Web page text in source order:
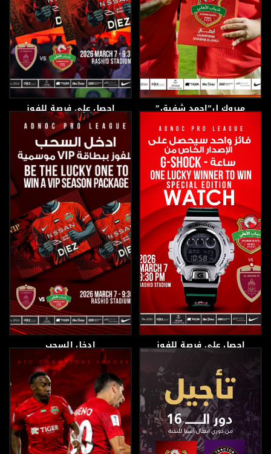
مبروك ل”احمد شفيق”
12 مارس، 2026
احصل على فرصة للفوز
ببطاقة PREMIUM
الموسمية
7 مارس، 2026
احصل على فرصة للفوز
بساعة G-Shock بإصدار
7 مارس، 2026
ادخل السحب
6 مارس، 2026